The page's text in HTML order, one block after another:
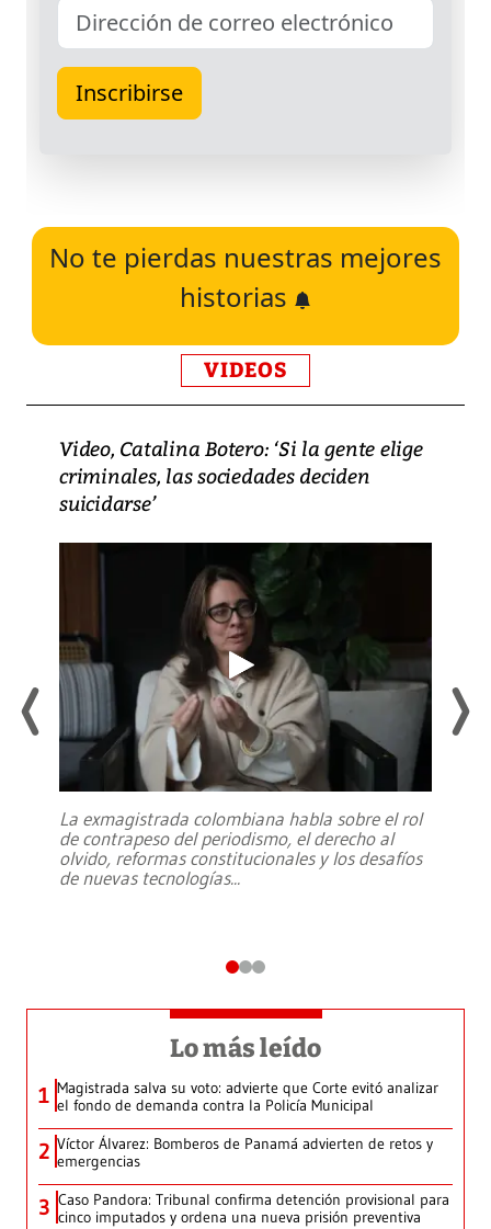
No te pierdas nuestras mejores
historias
VIDEOS
Video, Catalina Botero: ‘Si la gente elige
criminales, las sociedades deciden
suicidarse’
La exmagistrada colombiana habla sobre el rol
de contrapeso del periodismo, el derecho al
olvido, reformas constitucionales y los desafíos
de nuevas tecnologías...
Lo más leído
1 Magistrada salva su voto: advierte que Corte evitó analizar
el fondo de demanda contra la Policía Municipal
2 Víctor Álvarez: Bomberos de Panamá advierten de retos y
emergencias
3 Caso Pandora: Tribunal confirma detención provisional para
cinco imputados y ordena una nueva prisión preventiva